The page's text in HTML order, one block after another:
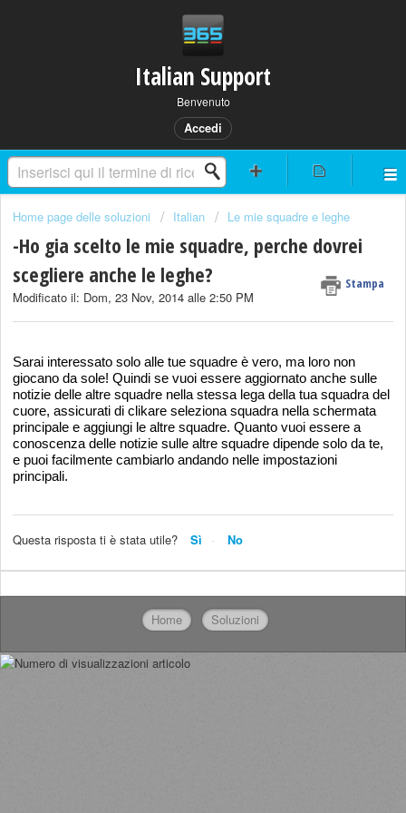
Italian Support
Benvenuto
Accedi
Home page delle soluzioni Italian Le mie squadre e leghe
-Ho gia scelto le mie squadre, perche dovrei
scegliere anche le leghe?
Stampa
Modificato il: Dom, 23 Nov, 2014 alle 2:50 PM
Sarai interessato solo alle tue squadre è vero, ma loro non
giocano da sole! Quindi se vuoi essere aggiornato anche sulle
notizie delle altre squadre nella stessa lega della tua squadra del
cuore, assicurati di clikare seleziona squadra nella schermata
principale e aggiungi le altre squadre. Quanto vuoi essere a
conoscenza delle notizie sulle altre squadre dipende solo da te,
e puoi facilmente cambiarlo andando nelle impostazioni
principali.
Questa risposta ti è stata utile? Sì No
Home Soluzioni